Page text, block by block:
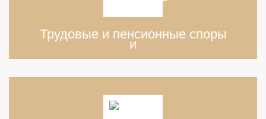
Трудовые и пенсионные споры